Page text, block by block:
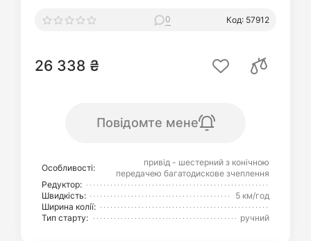
0 Код: 57912
26 338 ₴
Повідомте мене
Особливості:
привід - шестерний з конічною
передачею багатодискове зчеплення
Редуктор:
Швидкість:
5 км/год
Ширина колії:
Тип старту:
ручний